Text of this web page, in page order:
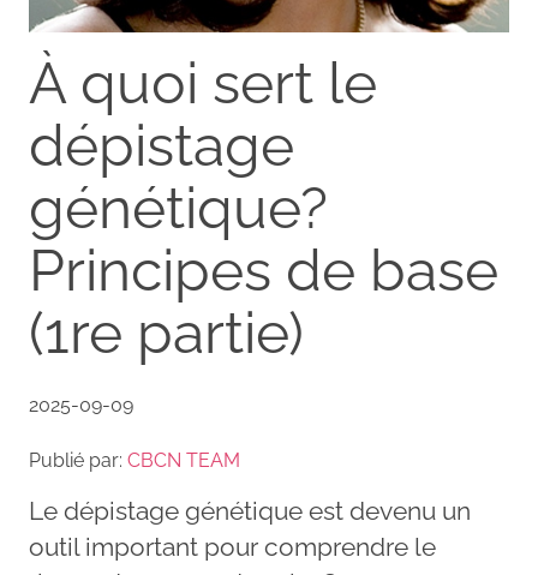
À quoi sert le
dépistage
génétique?
Principes de base
(1re partie)
2025-09-09
Publié par: CBCN TEAM
Le dépistage génétique est devenu un
outil important pour comprendre le